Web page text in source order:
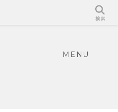
MENU
検索